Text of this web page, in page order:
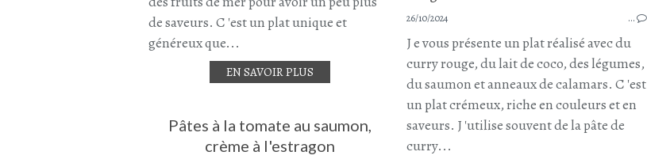
PLAT COMPLET
de saveurs. C 'est un plat unique et
généreux que...
EN SAVOIR PLUS
26/10/2024 …
J e vous présente un plat réalisé avec du
curry rouge, du lait de coco, des légumes,
du saumon et anneaux de calamars. C 'est
un plat crémeux, riche en couleurs et en
saveurs. J 'utilise souvent de la pâte de
curry...
Pâtes à la tomate au saumon,
crème à l'estragon